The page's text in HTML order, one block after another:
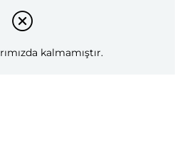
kalmamıştır.